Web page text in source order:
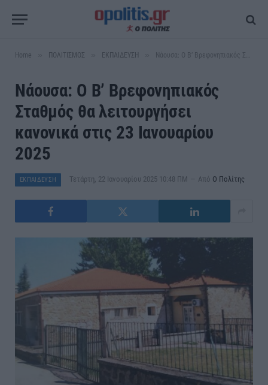
Home ΠΟΛΙΤΙΣΜΟΣ ΕΚΠΑΙΔΕΥΣΗ Νάουσα: Ο Β’ Βρεφονηπιακός Σταθμός θα λειτουργήσει κανονικά στις 23 Ιανουαρίου 2025
Νάουσα: Ο Β’ Βρεφονηπιακός
Σταθμός θα λειτουργήσει
κανονικά στις 23 Ιανουαρίου
2025
ΕΚΠΑΙΔΕΥΣΗ Τετάρτη, 22 Ιανουαρίου 2025 10:48 ΠΜ Από Ο Πολίτης